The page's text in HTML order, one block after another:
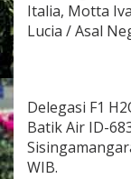
Italia, Motta
Lucia / Asal
Delegasi F1
Batik Air ID-
WIB.